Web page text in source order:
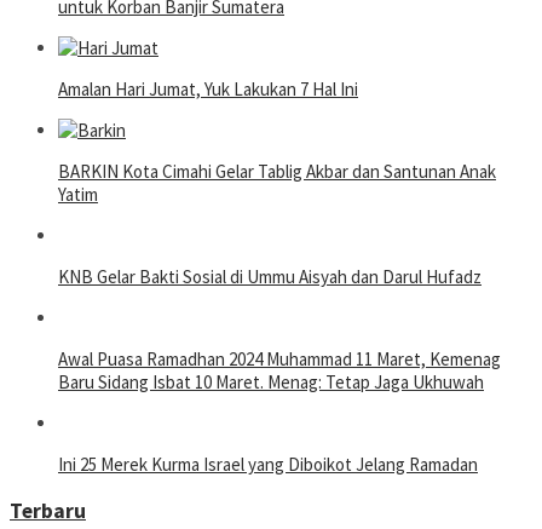
untuk Korban Banjir Sumatera
Amalan Hari Jumat, Yuk Lakukan 7 Hal Ini
BARKIN Kota Cimahi Gelar Tablig Akbar dan Santunan Anak
Yatim
KNB Gelar Bakti Sosial di Ummu Aisyah dan Darul Hufadz
Awal Puasa Ramadhan 2024 Muhammad 11 Maret, Kemenag
Baru Sidang Isbat 10 Maret. Menag: Tetap Jaga Ukhuwah
Ini 25 Merek Kurma Israel yang Diboikot Jelang Ramadan
Terbaru